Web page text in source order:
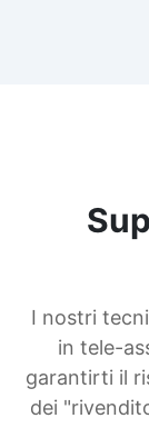
I nostri
in tele-
garantirti il
dei